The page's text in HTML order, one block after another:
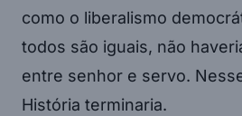
como o liberalismo
todos são iguais, não
entre senhor e servo.
História terminaria.